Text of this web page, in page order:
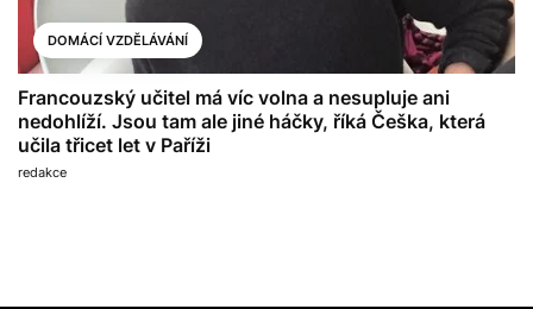
DOMÁCÍ VZDĚLÁVÁNÍ
Francouzský učitel má víc volna a nesupluje ani
nedohlíží. Jsou tam ale jiné háčky, říká Češka, která
učila třicet let v Paříži
redakce